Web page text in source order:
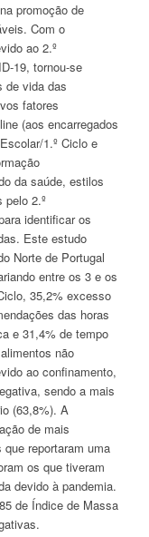
promoção de
Com o
ao 2.º
19, tornou-se
de vida das
fatores
(aos encarregados
1.º Ciclo e
da saúde, estilos
pelo 2.º
identificar os
Este estudo
Norte de Portugal
entre os 3 e os
35,2% excesso
das horas
e 31,4% de tempo
não
ao confinamento,
sendo a mais
(63,8%). A
de mais
reportaram uma
os que tiveram
devido à pandemia.
de Índice de Massa